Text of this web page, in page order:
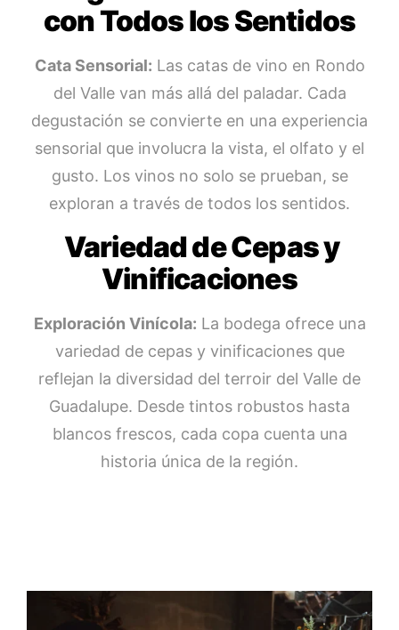
con Todos los Sentidos
Cata Sensorial: Las catas de vino en Rondo
del Valle van más allá del paladar. Cada
degustación se convierte en una experiencia
sensorial que involucra la vista, el olfato y el
gusto. Los vinos no solo se prueban, se
exploran a través de todos los sentidos.
Variedad de Cepas y
Vinificaciones
Exploración Vinícola: La bodega ofrece una
variedad de cepas y vinificaciones que
reflejan la diversidad del terroir del Valle de
Guadalupe. Desde tintos robustos hasta
blancos frescos, cada copa cuenta una
historia única de la región.